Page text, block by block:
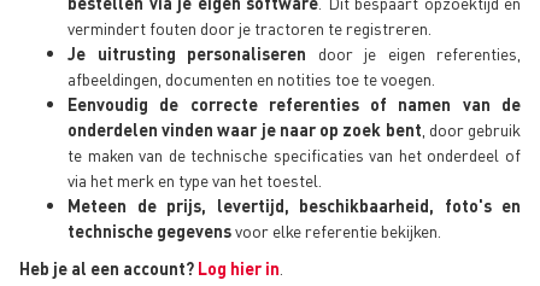
vermindert fouten door je tractoren te registreren.
Je uitrusting personaliseren door je eigen referenties,
afbeeldingen, documenten en notities toe te voegen.
Eenvoudig de correcte referenties of namen van de
onderdelen vinden waar je naar op zoek bent , door gebruik
te maken van de technische specificaties van het onderdeel of
via het merk en type van het toestel.
Meteen de prijs, levertijd, beschikbaarheid, foto's en
technische gegevensvoor elke referentie bekijken.
Heb je al een account? Log hier in